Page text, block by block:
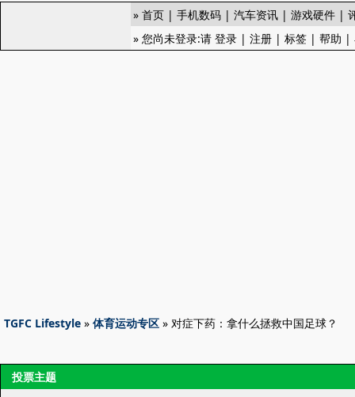
» 首页 | 手机数码 | 汽车资讯 | 游戏硬件 |
» 您尚未登录:请 登录 | 注册 | 标签 | 帮助 |
TGFC Lifestyle » 体育运动专区 » 对症下药：拿什么拯救中国足球？
投票主题